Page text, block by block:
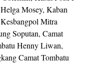
Mosey, Kaban
Mitra
Soputan, Camat
Henny Liwan,
Camat Tombatu